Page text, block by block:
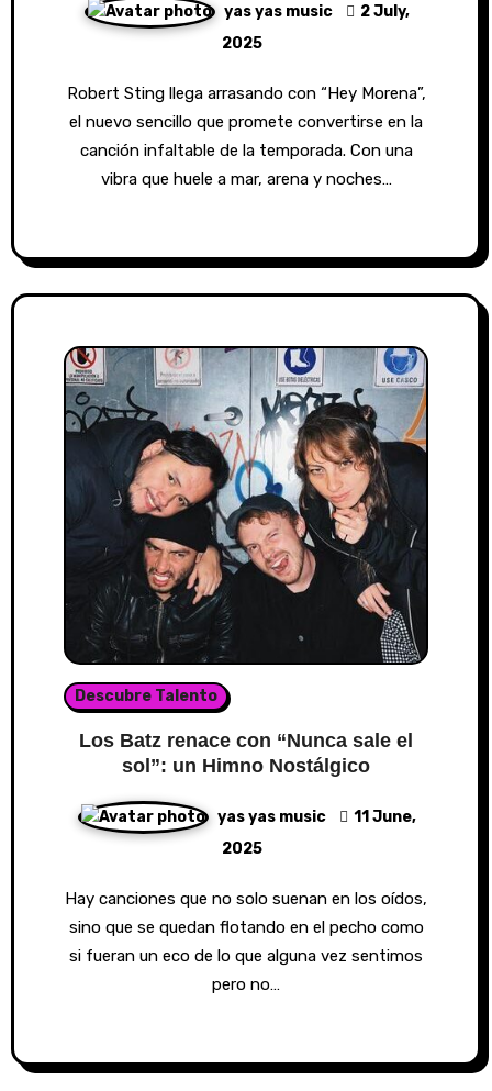
yas yas music
2 July,
2025
Robert Sting llega arrasando con “Hey Morena”,
el nuevo sencillo que promete convertirse en la
canción infaltable de la temporada. Con una
vibra que huele a mar, arena y noches…
Descubre Talento
Los Batz renace con “Nunca sale el
sol”: un Himno Nostálgico
yas yas music
11 June,
2025
Hay canciones que no solo suenan en los oídos,
sino que se quedan flotando en el pecho como
si fueran un eco de lo que alguna vez sentimos
pero no…